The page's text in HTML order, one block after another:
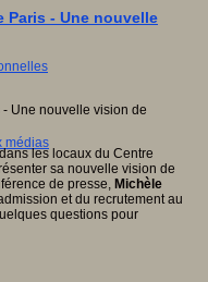
médias
Paris - Une nouvelle
les locaux du Centre
sa nouvelle vision de
de presse, Michèle
et du recrutement au
questions pour